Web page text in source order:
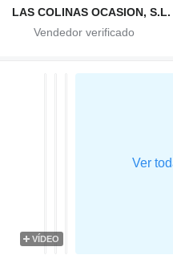
LAS COLINAS OCASION, S.L.
VÍDEO